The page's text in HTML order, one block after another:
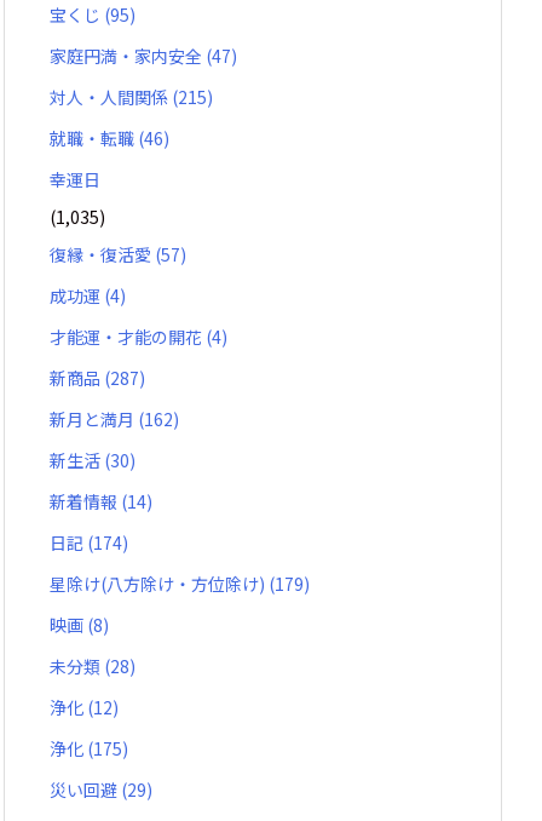
宝くじ (95)
家庭円満・家内安全 (47)
対人・人間関係 (215)
就職・転職 (46)
幸運日
(1,035)
復縁・復活愛 (57)
成功運 (4)
才能運・才能の開花 (4)
新商品 (287)
新月と満月 (162)
新生活 (30)
新着情報 (14)
日記 (174)
星除け(八方除け・方位除け) (179)
映画 (8)
未分類 (28)
浄化 (12)
浄化 (175)
災い回避 (29)